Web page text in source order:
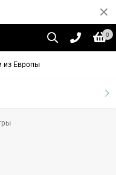
0
из Европы